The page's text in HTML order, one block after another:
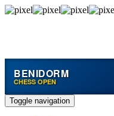
BENIDORM
CHESS OPEN
Toggle navigation